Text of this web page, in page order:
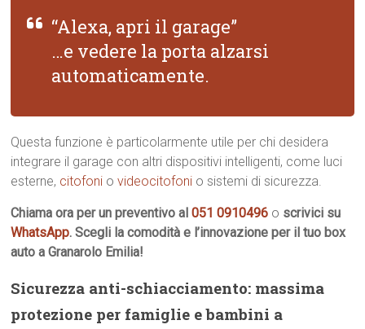
“Alexa, apri il garage”
…e vedere la porta alzarsi
automaticamente.
Questa funzione è particolarmente utile per chi desidera
integrare il garage con altri dispositivi intelligenti, come luci
esterne, citofoni ovideocitofoni o sistemi di sicurezza.
Chiama ora per un preventivo al051 0910496 o scrivici su
WhatsApp. Scegli la comodità e l’innovazione per il tuo box
auto a Granarolo Emilia!
Sicurezza anti-schiacciamento: massima
protezione per famiglie e bambini a